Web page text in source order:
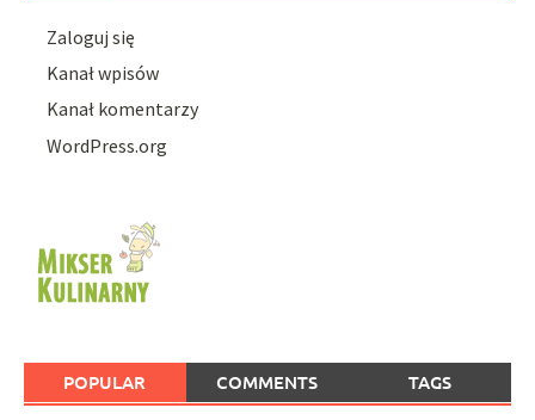
Zaloguj się
Kanał wpisów
Kanał komentarzy
WordPress.org
POPULAR COMMENTS TAGS